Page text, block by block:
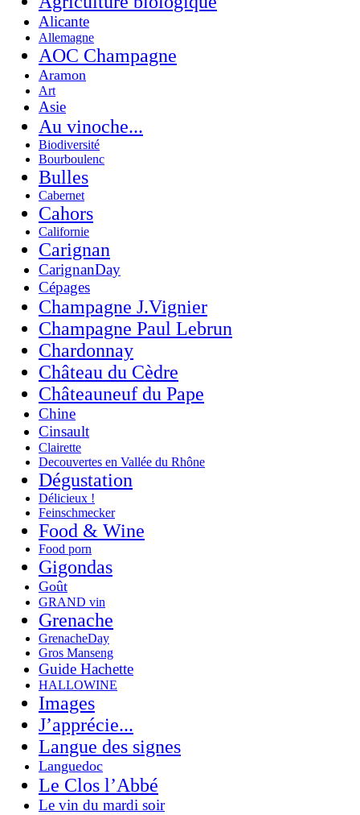
Alicante
Allemagne
AOC Champagne
Aramon
Art
Asie
Au vinoche...
Biodiversité
Bourboulenc
Bulles
Cabernet
Cahors
Californie
Carignan
CarignanDay
Cépages
Champagne J.Vignier
Champagne Paul Lebrun
Chardonnay
Château du Cèdre
Châteauneuf du Pape
Chine
Cinsault
Clairette
Decouvertes en Vallée du Rhône
Dégustation
Délicieux !
Feinschmecker
Food & Wine
Food porn
Gigondas
Goût
GRAND vin
Grenache
GrenacheDay
Gros Manseng
Guide Hachette
HALLOWINE
Images
J’apprécie...
Langue des signes
Languedoc
Le Clos l’Abbé
Le vin du mardi soir